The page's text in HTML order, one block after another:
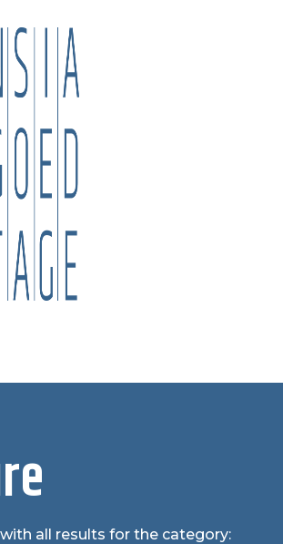
all results for the category: